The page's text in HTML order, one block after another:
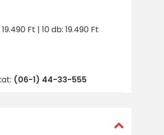
Ft | 10 db: 19.490 Ft
(06-1) 44-33-555